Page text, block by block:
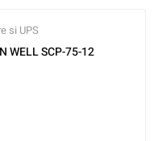
si UPS
WELL SCP-75-12